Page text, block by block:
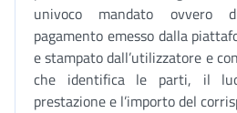
univoco mandato ovvero
pagamento emesso dalla
e stampato dall’utilizzatore e
che identifica le parti, il
prestazione e l’importo del